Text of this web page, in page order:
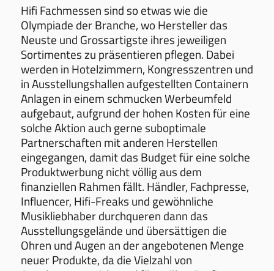
Hifi Fachmessen sind so etwas wie die
Olympiade der Branche, wo Hersteller das
Neuste und Grossartigste ihres jeweiligen
Sortimentes zu präsentieren pflegen. Dabei
werden in Hotelzimmern, Kongresszentren und
in Ausstellungshallen aufgestellten Containern
Anlagen in einem schmucken Werbeumfeld
aufgebaut, aufgrund der hohen Kosten für eine
solche Aktion auch gerne suboptimale
Partnerschaften mit anderen Herstellen
eingegangen, damit das Budget für eine solche
Produktwerbung nicht völlig aus dem
finanziellen Rahmen fällt. Händler, Fachpresse,
Influencer, Hifi-Freaks und gewöhnliche
Musikliebhaber durchqueren dann das
Ausstellungsgelände und übersättigen die
Ohren und Augen an der angebotenen Menge
neuer Produkte, da die Vielzahl von